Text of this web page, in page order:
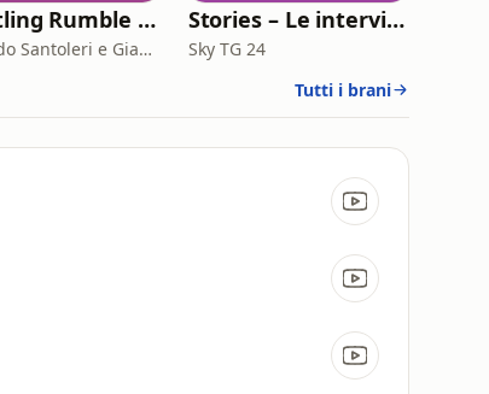
Wrestling Rumble Room Podcast
Leonardo Santoleri e Giacomo Toniaccini
Stories – Le interviste di Omar Schillaci
Sky TG 24
Tutti i brani